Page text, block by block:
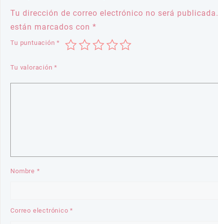
Tu dirección de correo electrónico no será publicada.
están marcados con*
Tu puntuación*
Tu valoración*
Nombre *
Correo electrónico*